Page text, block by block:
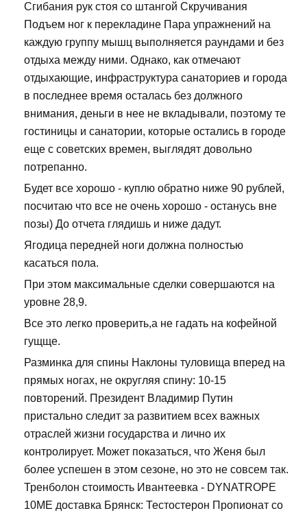
Сгибания рук стоя со штангой Скручивания
Подъем ног к перекладине Пара упражнений на
каждую группу мышц выполняется раундами и без
отдыха между ними. Однако, как отмечают
отдыхающие, инфраструктура санаториев и города
в последнее время осталась без должного
внимания, деньги в нее не вкладывали, поэтому те
гостиницы и санатории, которые остались в городе
еще с советских времен, выглядят довольно
потрепанно.
Будет все хорошо - куплю обратно ниже 90 рублей,
посчитаю что все не очень хорошо - останусь вне
позы) До отчета глядишь и ниже дадут.
Ягодица передней ноги должна полностью
касаться пола.
При этом максимальные сделки совершаются на
уровне 28,9.
Все это легко проверить,а не гадать на кофейной
гущще.
Разминка для спины Наклоны туловища вперед на
прямых ногах, не округляя спину: 10-15
повторений. Президент Владимир Путин
пристально следит за развитием всех важных
отраслей жизни государства и лично их
контролирует. Может показаться, что Женя был
более успешен в этом сезоне, но это не совсем так.
Тренболон стоимость Ивантеевка - DYNATROPE
10ME доставка Брянск: Тестостерон Пропионат со